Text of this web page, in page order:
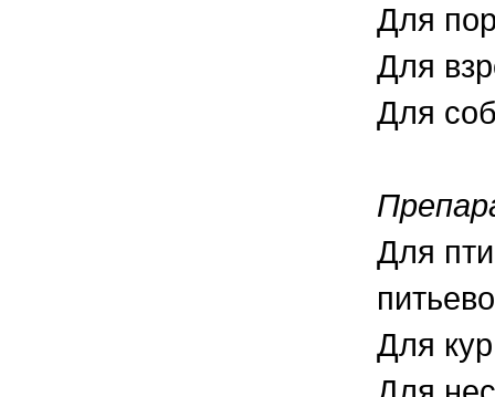
Для
Для
Для
Для
Для